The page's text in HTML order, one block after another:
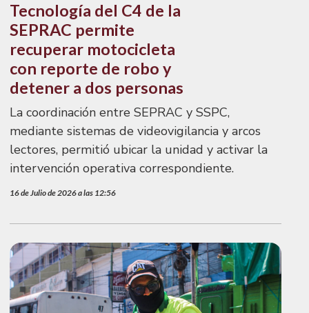
Tecnología del C4 de la
SEPRAC permite
recuperar motocicleta
con reporte de robo y
detener a dos personas
La coordinación entre SEPRAC y SSPC,
mediante sistemas de videovigilancia y arcos
lectores, permitió ubicar la unidad y activar la
intervención operativa correspondiente.
16 de Julio de 2026 a las 12:56